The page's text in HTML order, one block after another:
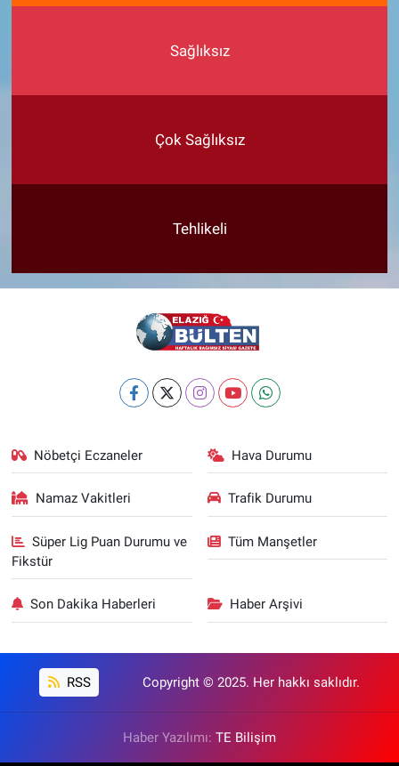
Sağlıksız
Çok Sağlıksız
Tehlikeli
Nöbetçi Eczaneler Hava Durumu
Namaz Vakitleri Trafik Durumu
Süper Lig Puan Durumu ve
Fikstür
Tüm Manşetler
Son Dakika Haberleri Haber Arşivi
RSS Copyright © 2025. Her hakkı saklıdır.
Haber Yazılımı: TE Bilişim